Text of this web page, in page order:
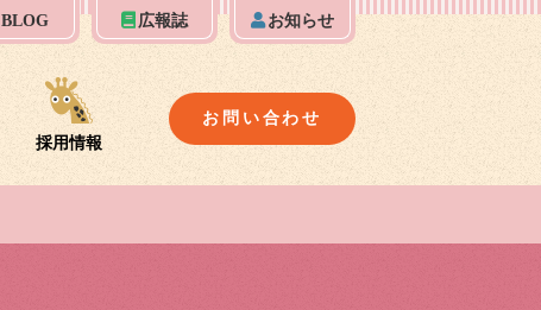
採用情報
お問い合わせ
BLOG 広報誌 お知らせ